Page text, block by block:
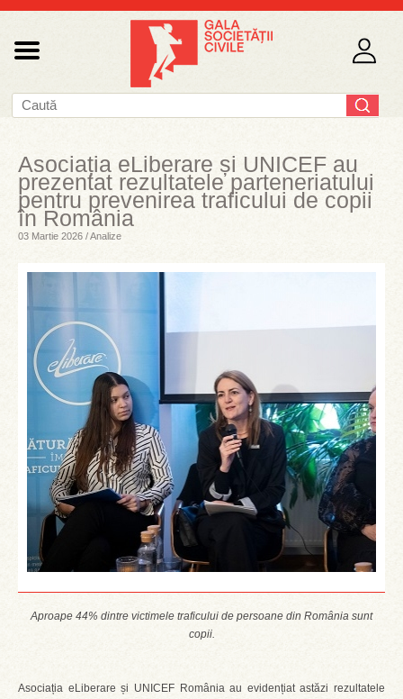
Asociația eLiberare și UNICEF au
prezentat rezultatele parteneriatului
pentru prevenirea traficului de copii
în România
03 Martie 2026 / Analize
Aproape 44% dintre victimele traficului de persoane din România sunt
copii.
Asociația eLiberare și UNICEF România au evidențiat astăzi rezultatele